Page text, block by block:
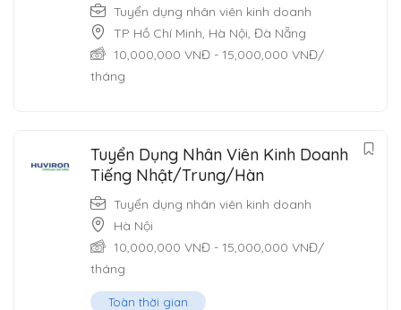
Tuyển dụng nhân viên kinh doanh
TP Hồ Chí Minh, Hà Nội, Đà Nẵng
10,000,000 VNĐ - 15,000,000 VNĐ/
tháng
Tuyển Dụng Nhân Viên Kinh Doanh
Tiếng Nhật/Trung/Hàn
Tuyển dụng nhân viên kinh doanh
Hà Nội
10,000,000 VNĐ - 15,000,000 VNĐ/
tháng
Toàn thời gian